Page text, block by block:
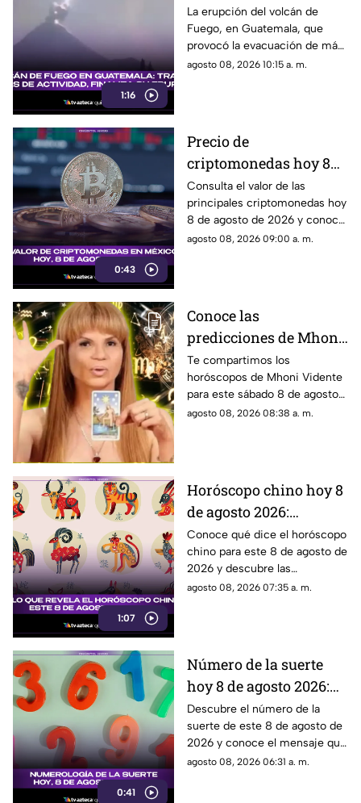
1:16
Tras 50 horas de
actividad, finaliza su
erupción
La erupción del volcán de
Fuego, en Guatemala, que
provocó la evacuación de más
de 1,700 personas, finalizó tras
agosto 08, 2026 10:15 a. m.
0:43
Precio de
criptomonedas hoy 8
de agosto 2026 en
México: consulta
cuánto valen
Consulta el valor de las
principales criptomonedas hoy
8 de agosto de 2026 y conoce
cómo cotizan en México.
agosto 08, 2026 09:00 a. m.
Conoce las
predicciones de Mhoni
Vidente HOY, 8 de
agosto de 2026: ¿Qué le
espera en este sábado a
cada signo del zodiaco?
Te compartimos los
horóscopos de Mhoni Vidente
para este sábado 8 de agosto
de 2026 y sus predicciones
agosto 08, 2026 08:38 a. m.
1:07
Horóscopo chino hoy 8
de agosto 2026:
descubre qué te depara
el destino según tu
signo
Conoce qué dice el horóscopo
chino para este 8 de agosto de
2026 y descubre las
predicciones para cada signo
agosto 08, 2026 07:35 a. m.
0:41
Número de la suerte
hoy 8 de agosto 2026:
descubre qué dice la
numerología para ti
Descubre el número de la
suerte de este 8 de agosto de
2026 y conoce el mensaje que
la numerología tiene para ti.
agosto 08, 2026 06:31 a. m.